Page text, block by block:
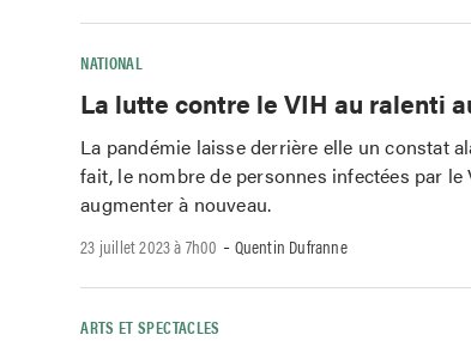
NATIONAL
La lutte contre le VIH au ralenti
La pandémie laisse derrière elle un constat
fait, le nombre de personnes infectées par
augmenter à nouveau.
23 juillet 2023 à 7h00 -Quentin Dufranne
ARTS ET SPECTACLES